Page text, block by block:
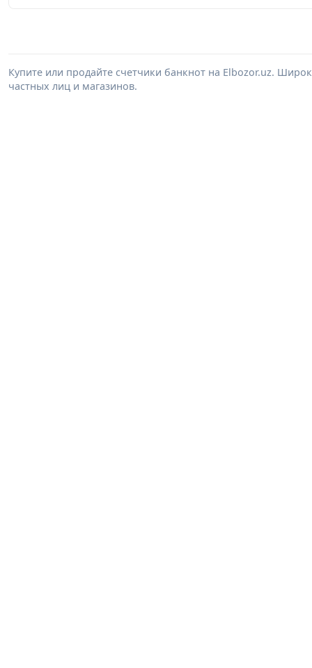
Купите или продайте счетчики банкнот на Elbozor.uz.
частных лиц и магазинов.